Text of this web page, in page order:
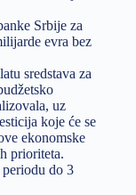
Srbije za
evra bez
sredstava za
uz
koje će se
ekonomske
prioriteta.
periodu do 3